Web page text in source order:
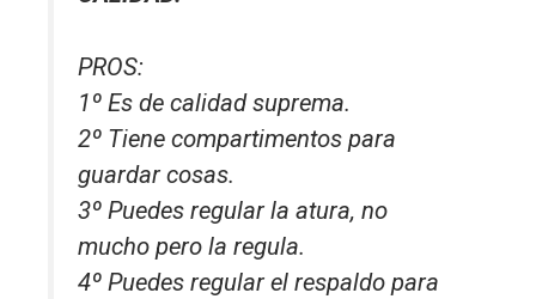
PROS:
1º Es de calidad suprema.
2º Tiene compartimentos para
guardar cosas.
3º Puedes regular la atura, no
mucho pero la regula.
4º Puedes regular el respaldo para